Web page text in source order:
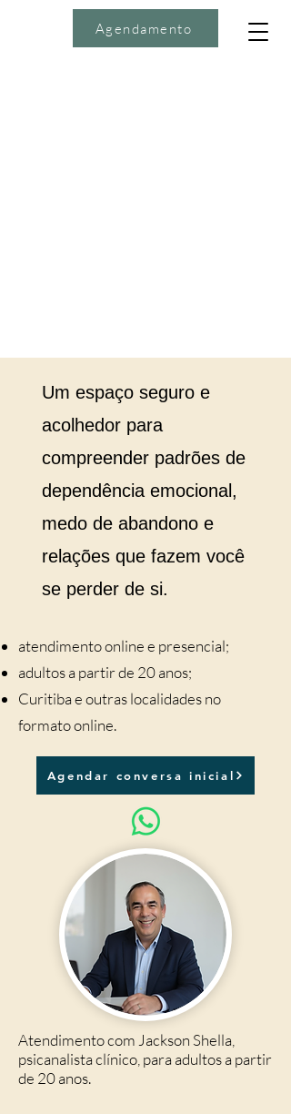
Agendamento
Um espaço seguro e
acolhedor para
compreender padrões de
dependência emocional,
medo de abandono e
relações que fazem você
se perder de si.
atendimento online e presencial;
adultos a partir de 20 anos;
Curitiba e outras localidades no
formato online.
Agendar conversa inicial
Atendimento com Jackson Shella,
psicanalista clínico, para adultos a partir
de 20 anos.